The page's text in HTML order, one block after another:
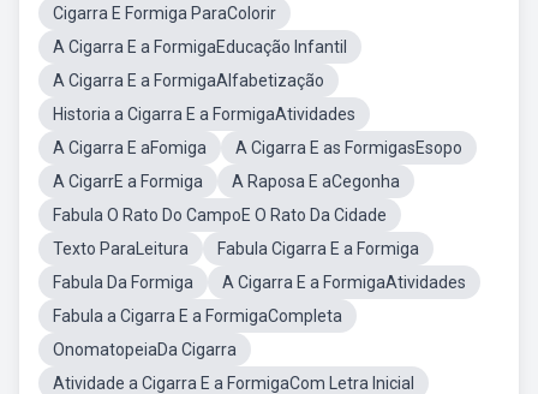
Cigarra E Formiga ParaColorir
A Cigarra E a FormigaEducação Infantil
A Cigarra E a FormigaAlfabetização
Historia a Cigarra E a FormigaAtividades
A Cigarra E aFomiga
A Cigarra E as FormigasEsopo
A CigarrE a Formiga
A Raposa E aCegonha
Fabula O Rato Do CampoE O Rato Da Cidade
Texto ParaLeitura
Fabula Cigarra E a Formiga
Fabula Da Formiga
A Cigarra E a FormigaAtividades
Fabula a Cigarra E a FormigaCompleta
OnomatopeiaDa Cigarra
Atividade a Cigarra E a FormigaCom Letra Inicial